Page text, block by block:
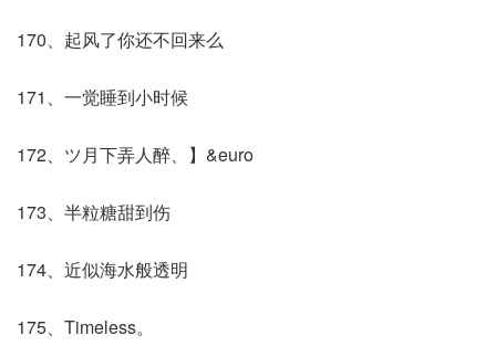
170、起风了你还不回来么
171、一觉睡到小时候
172、ツ月下弄人醉、】&euro
173、半粒糖甜到伤
174、近似海水般透明
175、Timeless。